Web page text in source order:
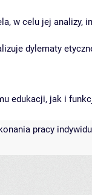
w celu jej analizy,
dylematy
edukacji, jak i
pracy